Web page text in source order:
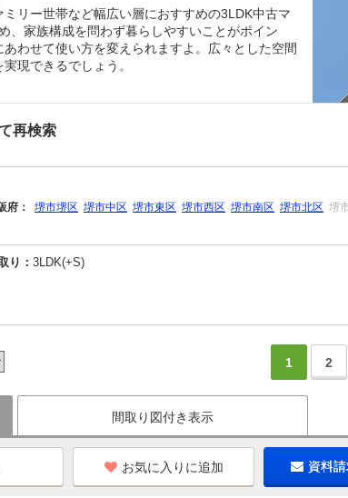
リー世帯など幅広い層におすすめの3LDK中古マ
、家族構成を問わず暮らしやすいことがポイン
わせて使い方を変えられますよ。広々とした空間
現できるでしょう。
再検索
府： 堺市堺区 堺市中区 堺市東区 堺市西区 堺市南区 堺市北区 堺
り： 3LDK(+S)
1 2
間取り図付き表示
お気に入りに追加 資料